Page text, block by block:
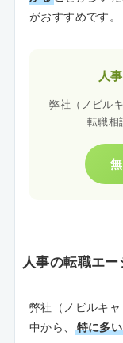
がおすすめです。
人
弊社（ノビル
転職相
人事の転職エ
弊社（ノビルキ
中から、
特に多